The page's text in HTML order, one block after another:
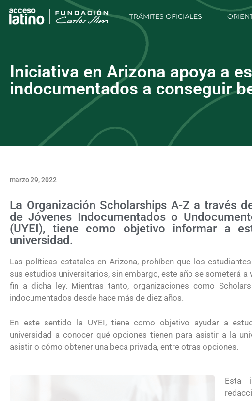
TRÁMITES OFICIALES
Iniciativa en Arizona apoya a
indocumentados a conseguir
marzo 29, 2022
La Organización Scholarships A-Z a través
de Jóvenes Indocumentados o
(UYEI), tiene como objetivo informar a
universidad.
Las políticas estatales en Arizona, prohíben que los
sus estudios universitarios, sin embargo, este año se someterá
fin a dicha ley. Mientras tanto, organizaciones como
indocumentados desde hace más de diez años.
En este sentido la UYEI, tiene como objetivo ayudar a
universidad a conocer qué opciones tienen para asistir a la
asistir o cómo obtener una beca privada, entre otras opciones.
Esta